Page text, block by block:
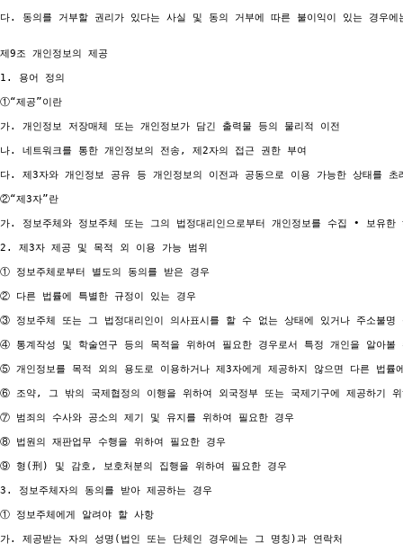
다. 동의를 거부할 권리가 있다는 사실 및 동의 거부에 따른 불이익이 있는 경우에
제9조 개인정보의 제공
1. 용어 정의
①“제공”이란
가. 개인정보 저장매체 또는 개인정보가 담긴 출력물 등의 물리적 이전
나. 네트워크를 통한 개인정보의 전송, 제2자의 접근 권한 부여
다. 제3자와 개인정보 공유 등 개인정보의 이전과 공동으로 이용 가능한 상태를 초
②“제3자”란
가. 정보주체와 정보주체 또는 그의 법정대리인으로부터 개인정보를 수집 ∙ 보유한
2. 제3자 제공 및 목적 외 이용 가능 범위
① 정보주체로부터 별도의 동의를 받은 경우
② 다른 법률에 특별한 규정이 있는 경우
③ 정보주체 또는 그 법정대리인이 의사표시를 할 수 없는 상태에 있거나 주소불
④ 통계작성 및 학술연구 등의 목적을 위하여 필요한 경우로서 특정 개인을 알아볼
⑤ 개인정보를 목적 외의 용도로 이용하거나 제3자에게 제공하지 않으면 다른 법
⑥ 조약, 그 밖의 국제협정의 이행을 위하여 외국정부 또는 국제기구에 제공하기
⑦ 범죄의 수사와 공소의 제기 및 유지를 위하여 필요한 경우
⑧ 법원의 재판업무 수행을 위하여 필요한 경우
⑨ 형(刑) 및 감호, 보호처분의 집행을 위하여 필요한 경우
3. 정보주체자의 동의를 받아 제공하는 경우
① 정보주체에게 알려야 할 사항
가. 제공받는 자의 성명(법인 또는 단체인 경우에는 그 명칭)과 연락처